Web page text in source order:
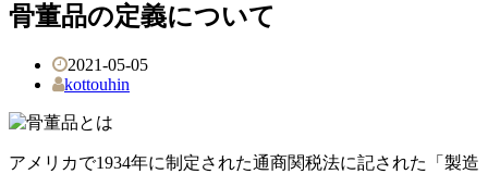
骨董品の定義について
2021-05-05
kottouhin
アメリカで1934年に制定された通商関税法に記された「製造